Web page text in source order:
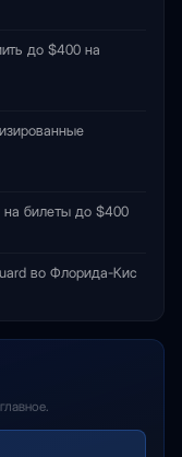
до $400 на
на билеты до $400
во Флорида-Кис